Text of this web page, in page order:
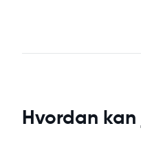
Hvordan